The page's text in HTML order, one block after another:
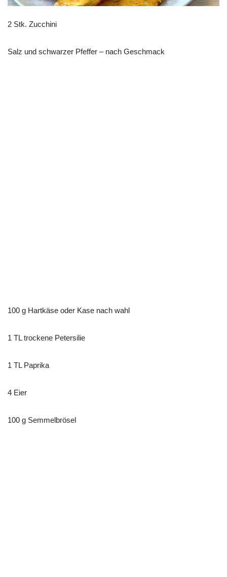
2 Stk. Zucchini
Salz und schwarzer Pfeffer – nach Geschmack
100 g Hartkäse oder Kase nach wahl
1 TL trockene Petersilie
1 TL Paprika
4 Eier
100 g Semmelbrösel